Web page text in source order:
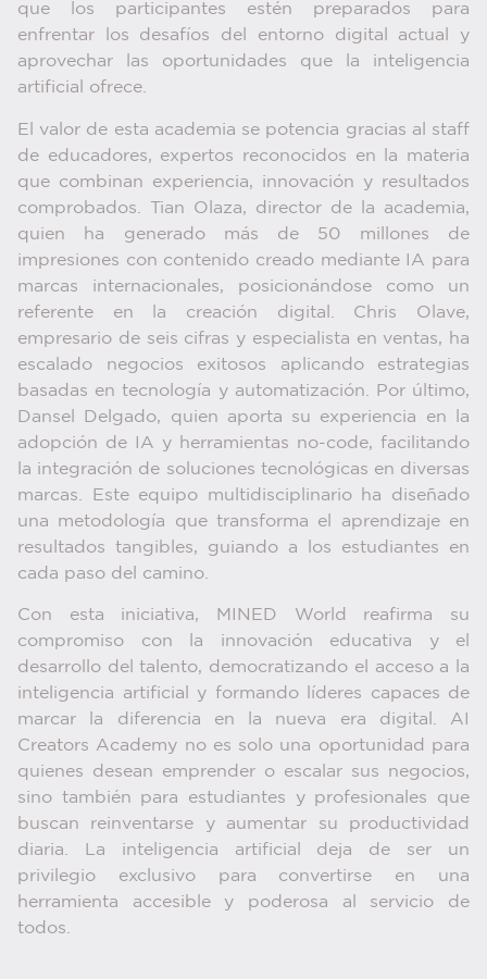
que los participantes estén preparados para
enfrentar los desafíos del entorno digital actual y
aprovechar las oportunidades que la inteligencia
artificial ofrece.
El valor de esta academia se potencia gracias al staff
de educadores, expertos reconocidos en la materia
que combinan experiencia, innovación y resultados
comprobados. Tian Olaza, director de la academia,
quien ha generado más de 50 millones de
impresiones con contenido creado mediante IA para
marcas internacionales, posicionándose como un
referente en la creación digital. Chris Olave,
empresario de seis cifras y especialista en ventas, ha
escalado negocios exitosos aplicando estrategias
basadas en tecnología y automatización. Por último,
Dansel Delgado, quien aporta su experiencia en la
adopción de IA y herramientas no-code, facilitando
la integración de soluciones tecnológicas en diversas
marcas. Este equipo multidisciplinario ha diseñado
una metodología que transforma el aprendizaje en
resultados tangibles, guiando a los estudiantes en
cada paso del camino.
Con esta iniciativa, MINED World reafirma su
compromiso con la innovación educativa y el
desarrollo del talento, democratizando el acceso a la
inteligencia artificial y formando líderes capaces de
marcar la diferencia en la nueva era digital. AI
Creators Academy no es solo una oportunidad para
quienes desean emprender o escalar sus negocios,
sino también para estudiantes y profesionales que
buscan reinventarse y aumentar su productividad
diaria. La inteligencia artificial deja de ser un
privilegio exclusivo para convertirse en una
herramienta accesible y poderosa al servicio de
todos.